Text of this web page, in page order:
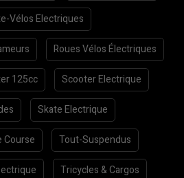
Vélos Electriques
Roues Vélos Électriques
125cc Scooter Electrique
Skate Electrique
Course Tout-Suspendus
Tricycles & Cargos